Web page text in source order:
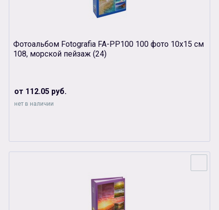
Фотоальбом Fotografia FA-PP100 100 фото 10х15 см
108, морской пейзаж (24)
от 112.05 руб.
нет в наличии